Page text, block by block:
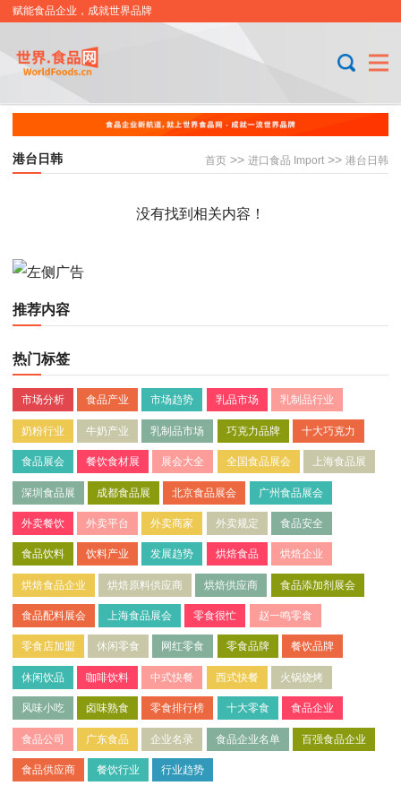
赋能食品企业，成就世界品牌
首页 >> 进口食品 Import >> 港台日韩
港台日韩
没有找到相关内容！
推荐内容
热门标签
市场分析 食品产业 市场趋势 乳品市场 乳制品行业
奶粉行业 牛奶产业 乳制品市场 巧克力品牌 十大巧克力
食品展会 餐饮食材展 展会大全 全国食品展会 上海食品展
深圳食品展 成都食品展 北京食品展会 广州食品展会
外卖餐饮 外卖平台 外卖商家 外卖规定 食品安全
食品饮料 饮料产业 发展趋势 烘焙食品 烘焙企业
烘焙食品企业 烘焙原料供应商 烘焙供应商 食品添加剂展会
食品配料展会 上海食品展会 零食很忙 赵一鸣零食
零食店加盟 休闲零食 网红零食 零食品牌 餐饮品牌
休闲饮品 咖啡饮料 中式快餐 西式快餐 火锅烧烤
风味小吃 卤味熟食 零食排行榜 十大零食 食品企业
食品公司 广东食品 企业名录 食品企业名单 百强食品企业
食品供应商 餐饮行业 行业趋势